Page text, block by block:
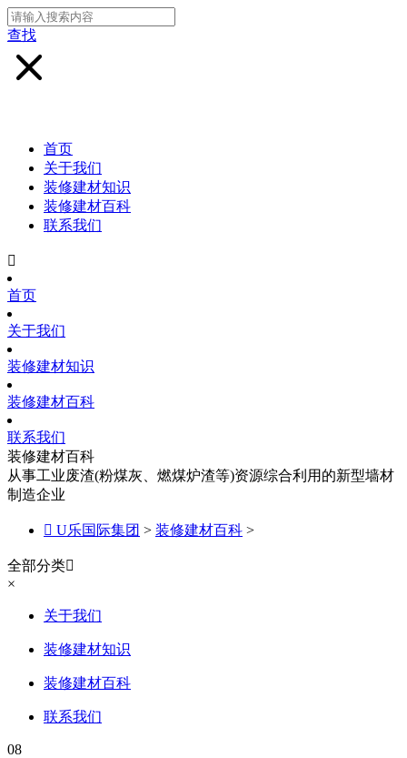
查找
首页
关于我们
装修建材知识
装修建材百科
联系我们

首页
关于我们
装修建材知识
装修建材百科
联系我们
装修建材百科
从事工业废渣(粉煤灰、燃煤炉渣等)资源综合利用的新型墙材
制造企业
 U乐国际集团 > 装修建材百科 >
全部分类
×
关于我们
装修建材知识
装修建材百科
联系我们
08